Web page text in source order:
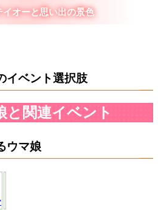
イオーと思い出の景色
イベント選択肢
と関連イベント
ウマ娘